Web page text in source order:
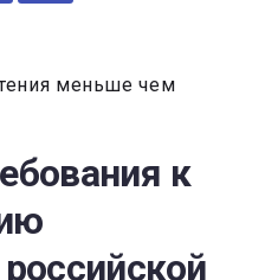
меньше чем
к